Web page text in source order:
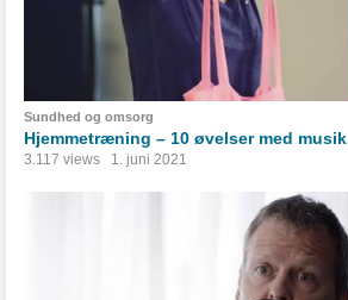
Sundhed og omsorg
Hjemmetræning – 10 øvelser med musik
3.117 views 1. juni 2021